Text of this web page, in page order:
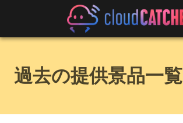
過去の提供景品一覧